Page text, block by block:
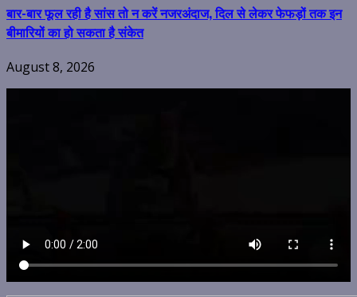
बार-बार फूल रही है सांस तो न करें नजरअंदाज, दिल से लेकर फेफड़ों तक इन
बीमारियों का हो सकता है संकेत
August 8, 2026